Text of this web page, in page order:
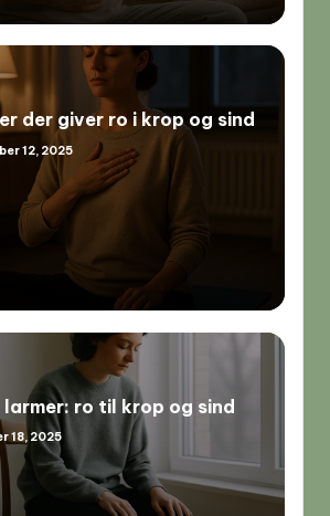
der giver ro i krop og sind
12, 2025
larmer: ro til krop og sind
18, 2025